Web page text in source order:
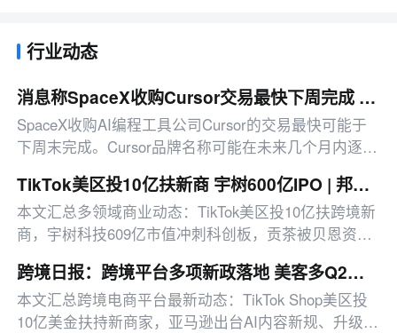
行业动态
消息称SpaceX收购Cursor交易最快下周完成 新产品或启用Grok品牌
SpaceX收购AI编程工具公司Cursor的交易最快可能于
下周末完成。Cursor品牌名称可能在未来几个月内逐步
TikTok美区投10亿扶新商 宇树600亿IPO | 邦小白日报
本文汇总多领域商业动态：TikTok美区投10亿扶跨境新
商，宇树科技609亿市值冲刺科创板，贡茶被贝恩资本
跨境日报：跨境平台多项新政落地 美客多Q2营收同比增50%
本文汇总跨境电商平台最新动态：TikTok Shop美区投
10亿美金扶持新商家，亚马逊出台AI内容新规、升级卖